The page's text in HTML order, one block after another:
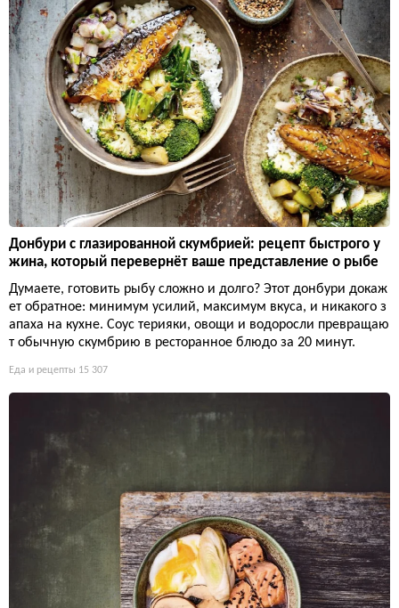
Донбури с глазированной скумбрией: рецепт быстрого у
жина, который перевернёт ваше представление о рыбе
Думаете, готовить рыбу сложно и долго? Этот донбури докаж
ет обратное: минимум усилий, максимум вкуса, и никакого з
апаха на кухне. Соус терияки, овощи и водоросли превращаю
т обычную скумбрию в ресторанное блюдо за 20 минут.
Еда и рецепты 15 307